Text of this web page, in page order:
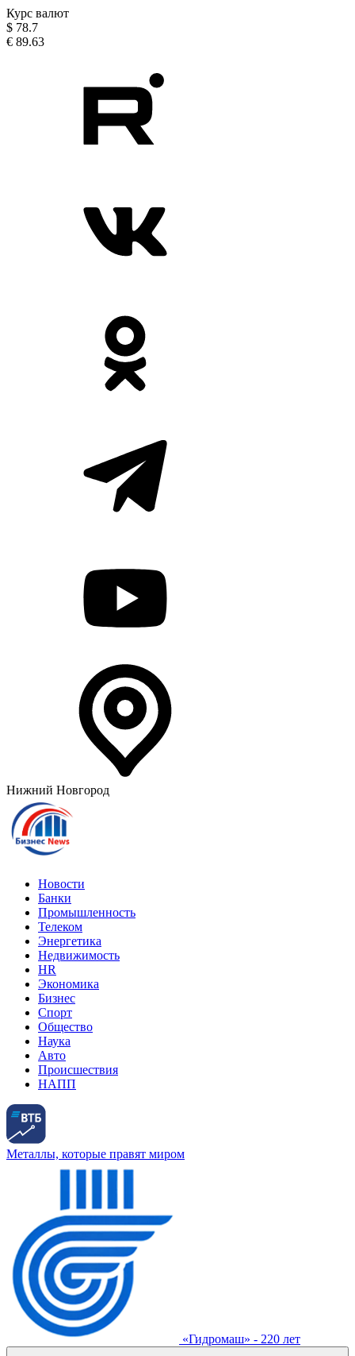
Курс валют
$ 78.7
€ 89.63
Нижний Новгород
Новости
Банки
Промышленность
Телеком
Энергетика
Недвижимость
HR
Экономика
Бизнес
Спорт
Общество
Наука
Авто
Происшествия
НАПП
Металлы, которые правят миром
«Гидромаш» - 220 лет